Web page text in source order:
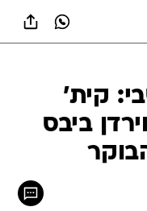
בשבי: קית'
ביבס